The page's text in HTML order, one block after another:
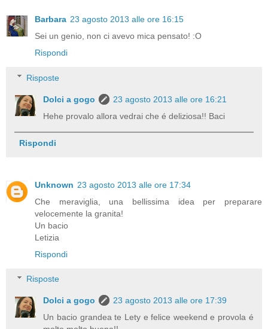
Barbara 23 agosto 2013 alle ore 16:15
Sei un genio, non ci avevo mica pensato! :O
Rispondi
Risposte
Dolci a gogo
23 agosto 2013 alle ore 16:21
Hehe provalo allora vedrai che é deliziosa!! Baci
Rispondi
Unknown 23 agosto 2013 alle ore 17:34
Che meraviglia, una bellissima idea per preparare
velocemente la granita!
Un bacio
Letizia
Rispondi
Risposte
Dolci a gogo
23 agosto 2013 alle ore 17:39
Un bacio grandea te Lety e felice weekend e provola é